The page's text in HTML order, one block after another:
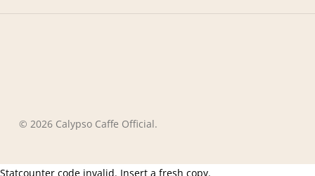
© 2026 Calypso Caffe Official.
Statcounter code invalid. Insert a fresh copy.